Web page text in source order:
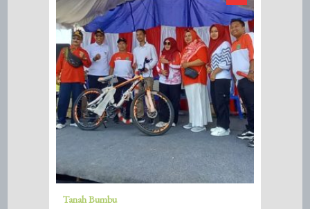
Tanah Bumbu